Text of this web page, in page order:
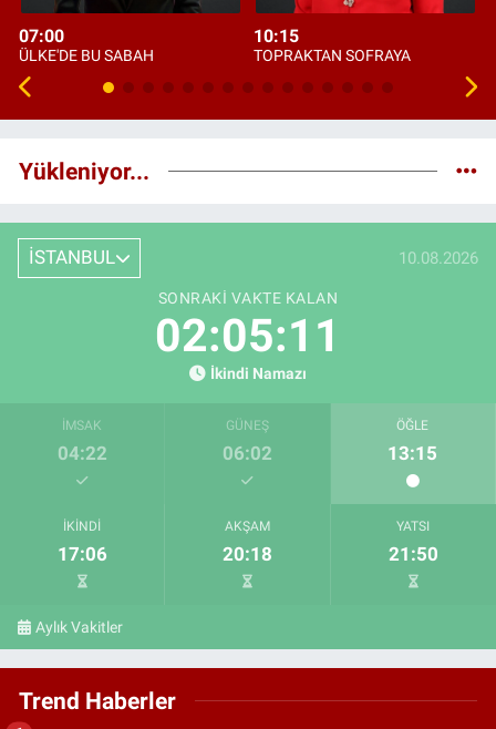
07:00
ÜLKE'DE BU SABAH
10:15
TOPRAKTAN SOFRAYA
Yükleniyor...
İSTANBUL 10.08.2026
SONRAKI VAKTE KALAN
02:05:10
İkindi Namazı
İMSAK
04:22
GÜNEŞ
06:02
ÖĞLE
13:15
İKINDI
17:06
AKŞAM
20:18
YATSI
21:50
Aylık Vakitler
Trend Haberler